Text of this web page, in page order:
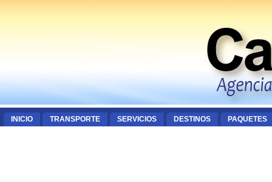
INICIO TRANSPORTE SERVICIOS DESTINOS PAQUETES